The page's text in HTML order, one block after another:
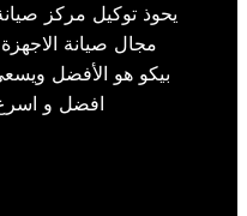
يحوذ توكيل مركز
مجال صيانة
بيكو هو الأفضل
افضل و